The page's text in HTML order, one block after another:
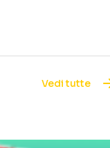
Vedi tutte